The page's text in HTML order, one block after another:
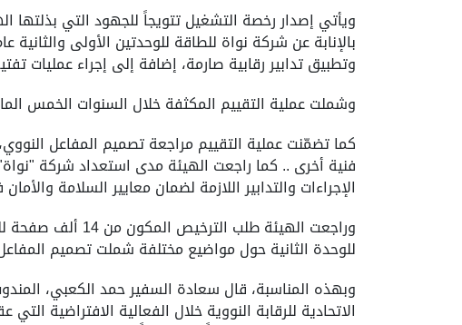
ويأتي إصدار رخصة التشغيل تتويجاً للجهود التي بذلتها
وتطبيق تدابير رقابية صارمة، إضافة إلى إجراء عمليات
وشملت عملية التقييم المكثفة خلال السنوات الخمس
كما تضمّنت عملية التقييم مراجعة تصميم المفاعل النووي،
فنية أخرى .. كما راجعت الهيئة مدى استعداد شركة
الإجراءات والتدابير اللازمة لضمان معايير السلامة
للوحدة الثانية حول مواضيع مختلفة شملت تصميم
وبهذه المناسبة، قال سعادة السفير حمد الكعبي،
الاتحادية للرقابة النووية خلال الفعالية الافتراضية